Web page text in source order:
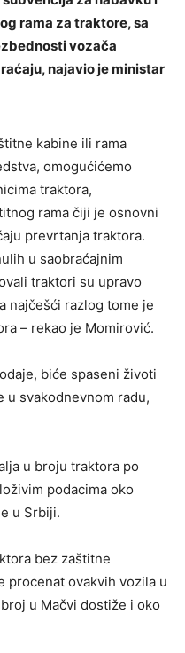
rama za traktore, sa
vozača
najavio je ministar
kabine ili rama
omogućićemo
traktora,
rama čiji je osnovni
prevrtanja traktora.
u saobraćajnim
traktori su upravo
najčešći razlog tome je
– rekao je Momirović.
biće spaseni životi
svakodnevnom radu,
u broju traktora po
podacima oko
u Srbiji.
bez zaštitne
procenat ovakvih vozila u
u Mačvi dostiže i oko